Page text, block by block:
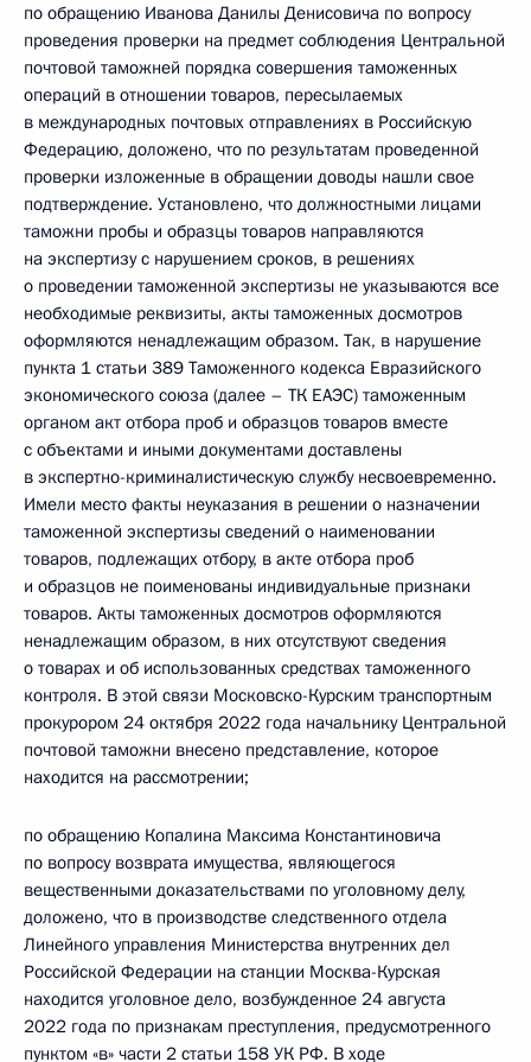
по обращению Иванова Данилы Денисовича по вопросу
проведения проверки на предмет соблюдения Центральной
почтовой таможней порядка совершения таможенных
операций в отношении товаров, пересылаемых
в международных почтовых отправлениях в Российскую
Федерацию, доложено, что по результатам проведенной
проверки изложенные в обращении доводы нашли свое
подтверждение. Установлено, что должностными лицами
таможни пробы и образцы товаров направляются
на экспертизу с нарушением сроков, в решениях
о проведении таможенной экспертизы не указываются все
необходимые реквизиты, акты таможенных досмотров
оформляются ненадлежащим образом. Так, в нарушение
пункта 1 статьи 389 Таможенного кодекса Евразийского
экономического союза (далее – ТК ЕАЭС) таможенным
органом акт отбора проб и образцов товаров вместе
с объектами и иными документами доставлены
в экспертно-криминалистическую службу несвоевременно.
Имели место факты неуказания в решении о назначении
таможенной экспертизы сведений о наименовании
товаров, подлежащих отбору, в акте отбора проб
и образцов не поименованы индивидуальные признаки
товаров. Акты таможенных досмотров оформляются
ненадлежащим образом, в них отсутствуют сведения
о товарах и об использованных средствах таможенного
контроля. В этой связи Московско-Курским транспортным
прокурором 24 октября 2022 года начальнику Центральной
почтовой таможни внесено представление, которое
находится на рассмотрении;
по обращению Копалина Максима Константиновича
по вопросу возврата имущества, являющегося
вещественными доказательствами по уголовному делу,
доложено, что в производстве следственного отдела
Линейного управления Министерства внутренних дел
Российской Федерации на станции Москва-Курская
находится уголовное дело, возбужденное 24 августа
2022 года по признакам преступления, предусмотренного
пунктом «в» части 2 статьи 158 УК РФ. В ходе